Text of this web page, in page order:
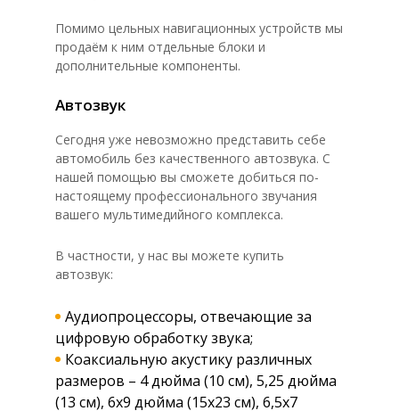
Помимо цельных навигационных устройств мы
продаём к ним отдельные блоки и
дополнительные компоненты.
Автозвук
Сегодня уже невозможно представить себе
автомобиль без качественного автозвука. С
нашей помощью вы сможете добиться по-
настоящему профессионального звучания
вашего мультимедийного комплекса.
В частности, у нас вы можете купить
автозвук:
Аудиопроцессоры, отвечающие за
цифровую обработку звука;
Коаксиальную акустику различных
размеров – 4 дюйма (10 см), 5,25 дюйма
(13 см), 6х9 дюйма (15х23 см), 6,5х7